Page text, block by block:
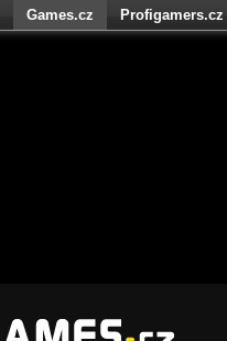
Games.cz Profigamers.cz